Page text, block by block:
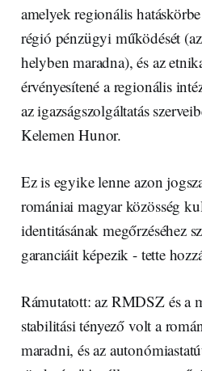
amelyek regionális
régió pénzügyi működését
helyben maradna), és az
érvényesítené a regionális
az igazságszolgáltatás
Kelemen Hunor.
Ez is egyike lenne azon
romániai magyar közösség
identitásának megőrzéséhez
garanciáit képezik - tette
Rámutatott: az RMDSZ és a
stabilitási tényező volt a
maradni, és az